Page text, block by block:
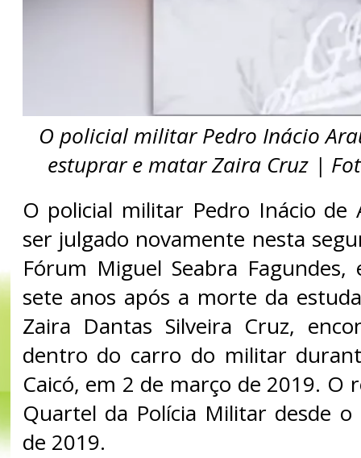
O policial militar Pedro Inácio
estuprar e matar Zaira Cruz |
O policial militar Pedro Inácio de
ser julgado novamente nesta
Fórum Miguel Seabra
sete anos após a morte da
Zaira Dantas Silveira Cruz,
dentro do carro do militar
Caicó, em 2 de março de 2019. O
Quartel da Polícia Militar desde
de 2019.